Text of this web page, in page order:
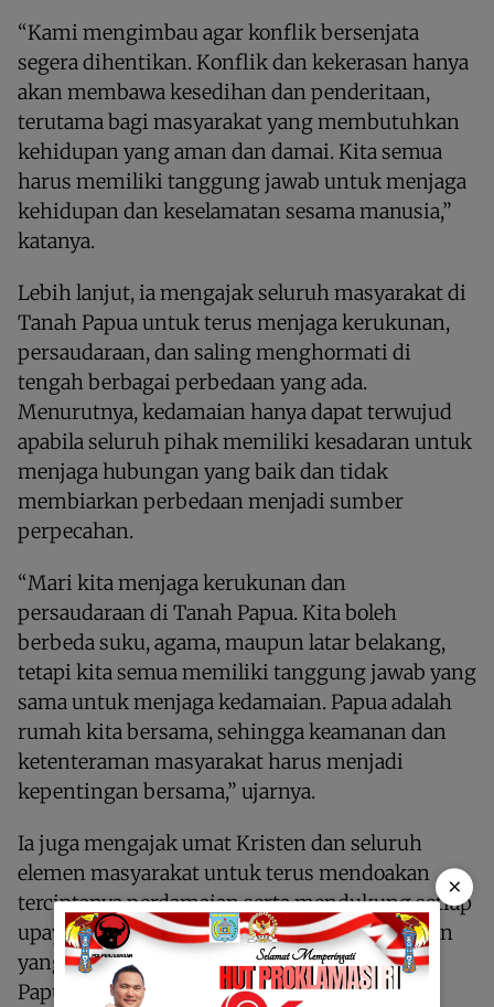
“Kami mengimbau agar konflik bersenjata
segera dihentikan. Konflik dan kekerasan hanya
akan membawa kesedihan dan penderitaan,
terutama bagi masyarakat yang membutuhkan
kehidupan yang aman dan damai. Kita semua
harus memiliki tanggung jawab untuk menjaga
kehidupan dan keselamatan sesama manusia,”
katanya.
Lebih lanjut, ia mengajak seluruh masyarakat di
Tanah Papua untuk terus menjaga kerukunan,
persaudaraan, dan saling menghormati di
tengah berbagai perbedaan yang ada.
Menurutnya, kedamaian hanya dapat terwujud
apabila seluruh pihak memiliki kesadaran untuk
menjaga hubungan yang baik dan tidak
membiarkan perbedaan menjadi sumber
perpecahan.
“Mari kita menjaga kerukunan dan
persaudaraan di Tanah Papua. Kita boleh
berbeda suku, agama, maupun latar belakang,
tetapi kita semua memiliki tanggung jawab yang
sama untuk menjaga kedamaian. Papua adalah
rumah kita bersama, sehingga keamanan dan
ketenteraman masyarakat harus menjadi
kepentingan bersama,” ujarnya.
Ia juga mengajak umat Kristen dan seluruh
elemen masyarakat untuk terus mendoakan
terciptanya perdamaian serta mendukung setiap
upaya yang bertujuan membangun kehidupan
yang aman, rukun, dan harmonis di Tanah
Papua.
×